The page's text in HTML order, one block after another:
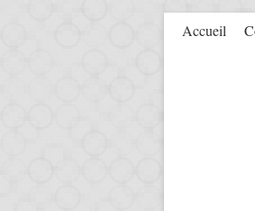
Accueil